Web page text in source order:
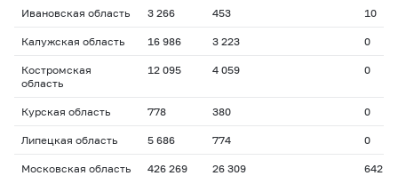
Ивановская область 3 266 453 10
Калужская область 16 986 3 223 0
Костромская
область
12 095 4 059 0
Курская область 778 380 0
Липецкая область 5 686 774 0
Московская область 426 269 26 309 642